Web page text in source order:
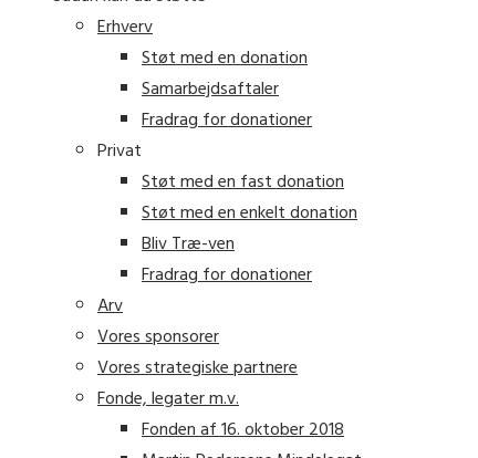
Erhverv
Støt med en donation
Samarbejdsaftaler
Fradrag for donationer
Privat
Støt med en fast donation
Støt med en enkelt donation
Bliv Træ-ven
Fradrag for donationer
Arv
Vores sponsorer
Vores strategiske partnere
Fonde, legater m.v.
Fonden af 16. oktober 2018